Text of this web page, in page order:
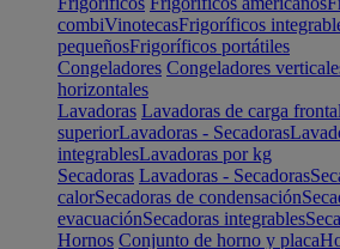
combiVinotecasFrigoríficos
pequeñosFrigoríficos portátiles
Congeladores Congeladores
horizontales
Lavadoras Lavadoras de carga frontal
superiorLavadoras - Secadoras
integrablesLavadoras por kg
Secadoras Lavadoras - Secadoras
calorSecadoras de condensación
evacuaciónSecadoras integrables
Hornos Conjunto de horno y placa